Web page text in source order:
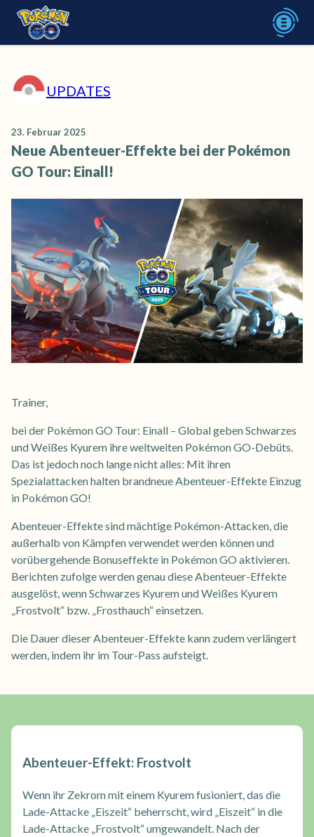
UPDATES
23. Februar 2025
Neue Abenteuer-Effekte bei der Pokémon
GO Tour: Einall!
Trainer,
bei der Pokémon GO Tour: Einall – Global geben Schwarzes
und Weißes Kyurem ihre weltweiten Pokémon GO-Debüts.
Das ist jedoch noch lange nicht alles: Mit ihren
Spezialattacken halten brandneue Abenteuer-Effekte Einzug
in Pokémon GO!
Abenteuer-Effekte sind mächtige Pokémon-Attacken, die
außerhalb von Kämpfen verwendet werden können und
vorübergehende Bonuseffekte in Pokémon GO aktivieren.
Berichten zufolge werden genau diese Abenteuer-Effekte
ausgelöst, wenn Schwarzes Kyurem und Weißes Kyurem
„Frostvolt“ bzw. „Frosthauch“ einsetzen.
Die Dauer dieser Abenteuer-Effekte kann zudem verlängert
werden, indem ihr im Tour-Pass aufsteigt.
Abenteuer-Effekt: Frostvolt
Wenn ihr Zekrom mit einem Kyurem fusioniert, das die
Lade-Attacke „Eiszeit“ beherrscht, wird „Eiszeit“ in die
Lade-Attacke „Frostvolt“ umgewandelt. Nach der